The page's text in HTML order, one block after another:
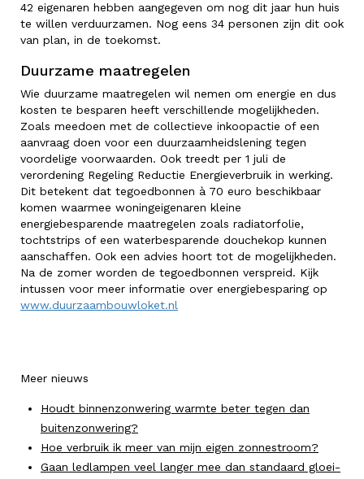
42 eigenaren hebben aangegeven om nog dit jaar hun huis
te willen verduurzamen. Nog eens 34 personen zijn dit ook
van plan, in de toekomst.
Duurzame maatregelen
Wie duurzame maatregelen wil nemen om energie en dus
kosten te besparen heeft verschillende mogelijkheden.
Zoals meedoen met de collectieve inkoopactie of een
aanvraag doen voor een duurzaamheidslening tegen
voordelige voorwaarden. Ook treedt per 1 juli de
verordening Regeling Reductie Energieverbruik in werking.
Dit betekent dat tegoedbonnen à 70 euro beschikbaar
komen waarmee woningeigenaren kleine
energiebesparende maatregelen zoals radiatorfolie,
tochtstrips of een waterbesparende douchekop kunnen
aanschaffen. Ook een advies hoort tot de mogelijkheden.
Na de zomer worden de tegoedbonnen verspreid. Kijk
intussen voor meer informatie over energiebesparing op
www.duurzaambouwloket.nl
Meer nieuws
Houdt binnenzonwering warmte beter tegen dan
buitenzonwering?
Hoe verbruik ik meer van mijn eigen zonnestroom?
Gaan ledlampen veel langer mee dan standaard gloei-